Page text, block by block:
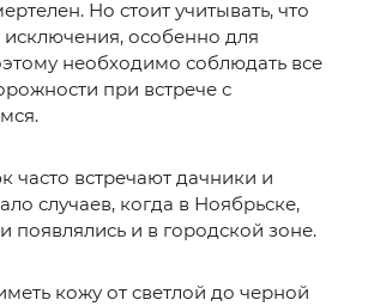
Но стоит учитывать, что
исключения, особенно для
необходимо соблюдать все
при встрече с
часто встречают дачники и
случаев, когда в Ноябрьске,
появлялись и в городской зоне.
кожу от светлой до черной